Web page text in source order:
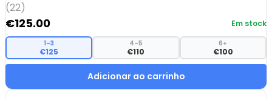
(22)
€125.00 Em stock
1–3
€125
4–5
€110
6+
€100
Adicionar ao carrinho